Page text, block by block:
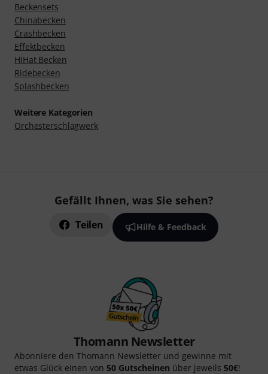
Beckensets
Chinabecken
Crashbecken
Effektbecken
HiHat Becken
Ridebecken
Splashbecken
Weitere Kategorien
Orchesterschlagwerk
Gefällt Ihnen, was Sie sehen?
Teilen Hilfe & Feedback
Thomann Newsletter
Abonniere den Thomann Newsletter und gewinne mit
etwas Glück einen von 50 Gutscheinen über jeweils 50€!